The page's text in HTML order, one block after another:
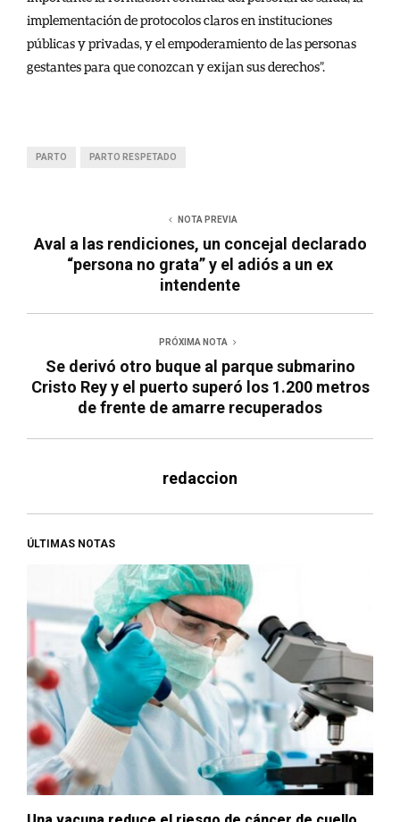
implementación de protocolos claros en instituciones
públicas y privadas, y el empoderamiento de las personas
gestantes para que conozcan y exijan sus derechos”.
PARTO PARTO RESPETADO
NOTA PREVIA
Aval a las rendiciones, un concejal declarado
“persona no grata” y el adiós a un ex
intendente
PRÓXIMA NOTA
Se derivó otro buque al parque submarino
Cristo Rey y el puerto superó los 1.200 metros
de frente de amarre recuperados
redaccion
ÚLTIMAS NOTAS